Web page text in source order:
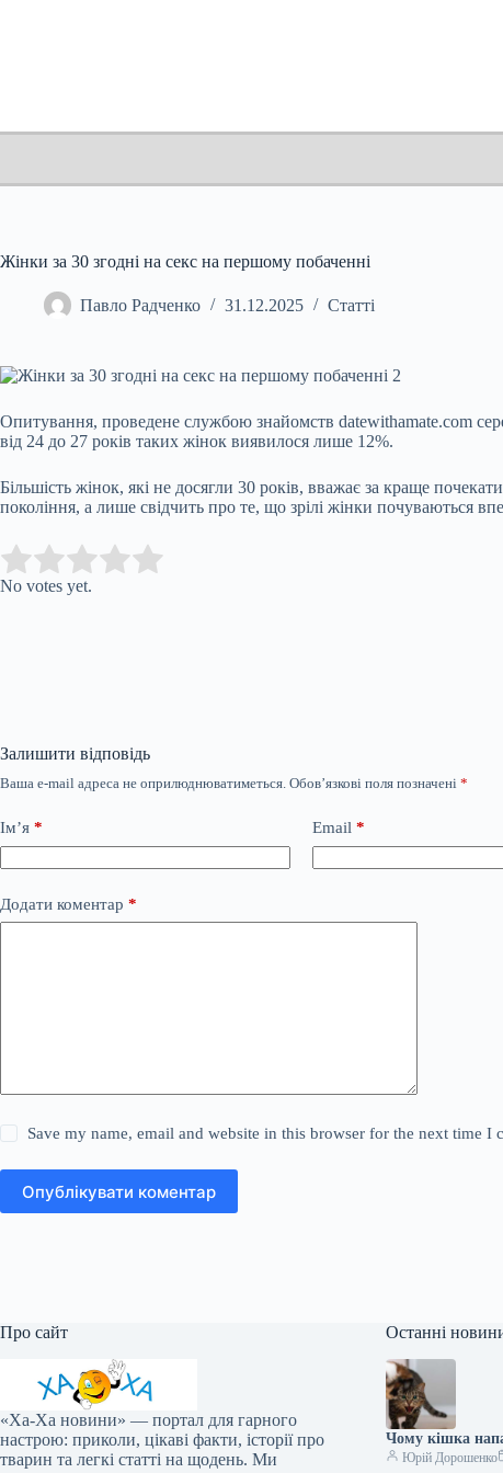
Жінки за 30 згодні на секс на першому побаченні
Павло Радченко 31.12.2025 Статті
Опитування, проведене службою знайомств datewithamate.com
від 24 до 27 років таких жінок виявилося лише 12%.
Більшість жінок, які не досягли 30 років, вважає за краще
покоління, а лише свідчить про те, що зрілі жінки почуваються
Rate this item:
No votes yet.
Залишити відповідь
Ваша e-mail адреса не оприлюднюватиметься. Обов’язкові поля позначені *
Ім’я * Email *
Додати коментар *
Save my name, email and website in this browser for the next time I
Опублікувати коментар
Про сайт
«Ха-Ха новини» — портал для гарного
настрою: приколи, цікаві факти, історії про
тварин та легкі статті на щодень. Ми
Останні
Чому кішка
Юрій Дорошенко